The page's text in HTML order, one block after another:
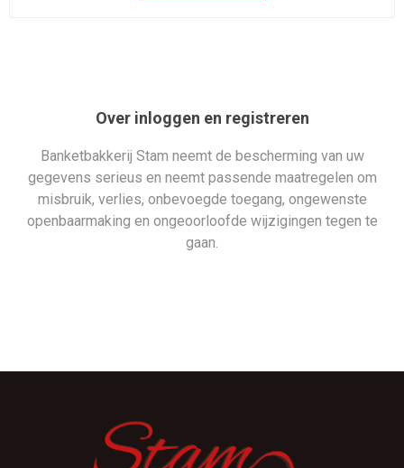
Over inloggen en registreren
Banketbakkerij Stam neemt de bescherming van uw
gegevens serieus en neemt passende maatregelen om
misbruik, verlies, onbevoegde toegang, ongewenste
openbaarmaking en ongeoorloofde wijzigingen tegen te
gaan.